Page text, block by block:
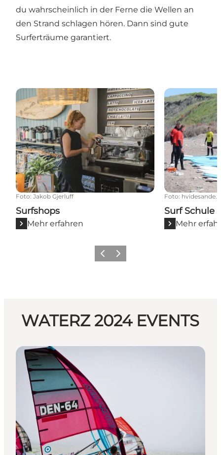
du wahrscheinlich in der Ferne die Wellen an
den Strand schlagen hören. Dann sind gute
Surferträume garantiert.
Surfshops
Foto: Jakob Gjerluff
Surfshops
Mehr erfahren
Surf Schule
Foto:
Surf Schule
Mehr
ZurückWeiter
WATERZ 2024 EVENTS